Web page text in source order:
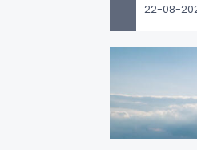
22-08-